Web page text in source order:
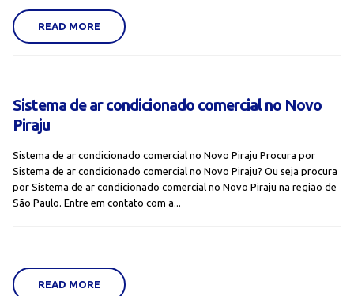
READ MORE
Sistema de ar condicionado comercial no Novo
Piraju
Sistema de ar condicionado comercial no Novo Piraju Procura por
Sistema de ar condicionado comercial no Novo Piraju? Ou seja procura
por Sistema de ar condicionado comercial no Novo Piraju na região de
São Paulo. Entre em contato com a...
READ MORE